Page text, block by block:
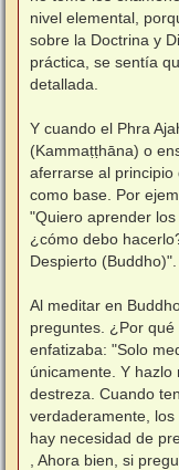
nivel elemental,
sobre la Doctrina y
práctica, se sentía
detallada.
Y cuando el Phra
(Kammaṭṭhāna) o
aferrarse al principio
como base. Por
"Quiero aprender
¿cómo debo
Despierto (Buddho)".
Al meditar en
preguntes. ¿Por
enfatizaba: "Solo
únicamente. Y
destreza. Cuando
verdaderamente,
hay necesidad de
, Ahora bien, si